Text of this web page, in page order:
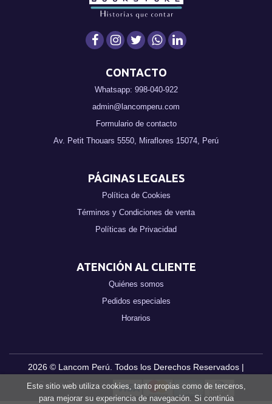
CONTACTO
Whatsapp: 998-040-922
admin@lancomperu.com
Formulario de contacto
Av. Petit Thouars 5550, Miraflores 15074, Perú
PÁGINAS LEGALES
Política de Cookies
Términos y Condiciones de venta
Políticas de Privacidad
ATENCIÓN AL CLIENTE
Quiénes somos
Pedidos especiales
Horarios
2026 © Lancom Perú . Todos los Derechos Reservados |
Grupo Trevenque
Este sitio web utiliza cookies, tanto propias como de terceros,
para mejorar su experiencia de navegación. Si continúa